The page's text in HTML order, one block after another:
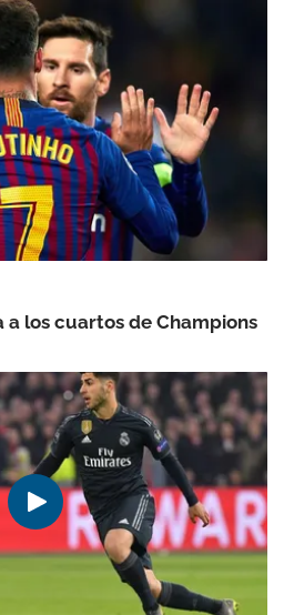
a los cuartos de Champions